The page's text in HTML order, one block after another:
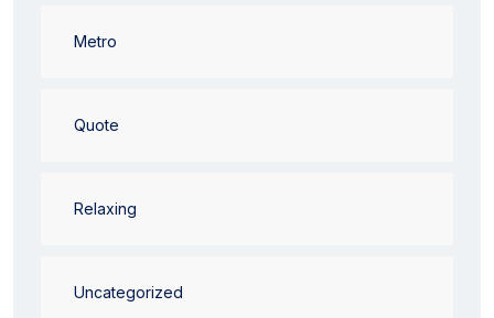
Metro
Quote
Relaxing
Uncategorized